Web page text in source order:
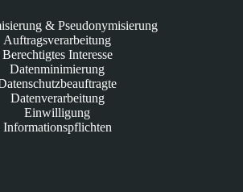
& Pseudonymisierung
Auftragsverarbeitung
Berechtigtes Interesse
Datenminimierung
Datenverarbeitung
Einwilligung
Informationspflichten